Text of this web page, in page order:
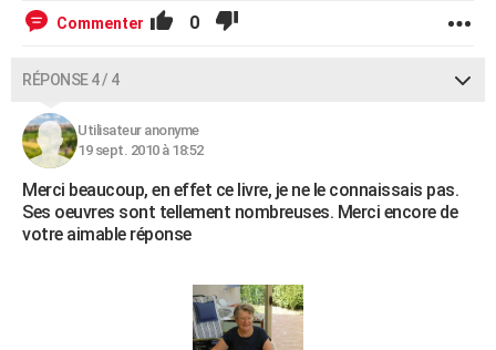
Commenter 0
RÉPONSE 4 / 4
Utilisateur anonyme
19 sept. 2010 à 18:52
Merci beaucoup, en effet ce livre, je ne le connaissais pas.
Ses oeuvres sont tellement nombreuses. Merci encore de
votre aimable réponse